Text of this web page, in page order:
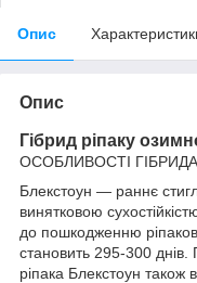
Опис
Опис
Гібрид ріпаку
ОСОБЛИВОСТІ ГІБРИДА
Блекстоун — раннє
винятковою
до пошкодженню
становить 295-300 днів.
ріпака Блекстоун також